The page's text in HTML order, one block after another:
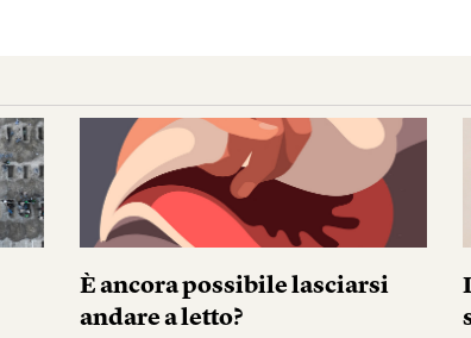
È ancora possibile lasciarsi
andare a letto?